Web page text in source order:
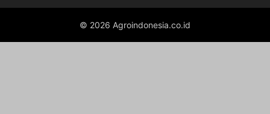
© 2026 Agroindonesia.co.id